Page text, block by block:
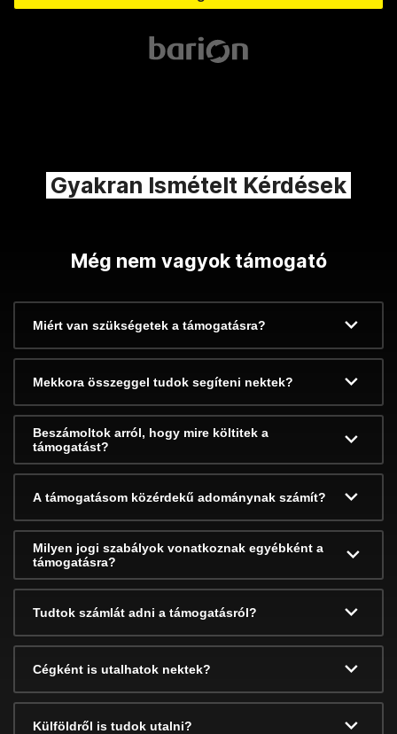
Gyakran Ismételt Kérdések
Még nem vagyok támogató
Miért van szükségetek a támogatásra?
Mekkora összeggel tudok segíteni nektek?
Beszámoltok arról, hogy mire költitek a
támogatást?
A támogatásom közérdekű adománynak számít?
Milyen jogi szabályok vonatkoznak egyébként a
támogatásra?
Tudtok számlát adni a támogatásról?
Cégként is utalhatok nektek?
Külföldről is tudok utalni?